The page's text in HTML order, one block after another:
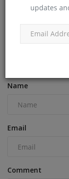
updates
நான் சென்னை
Feb 4, 2022
Name
Email
Comment